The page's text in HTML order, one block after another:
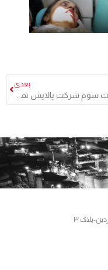
بعدی
پلاک ۳